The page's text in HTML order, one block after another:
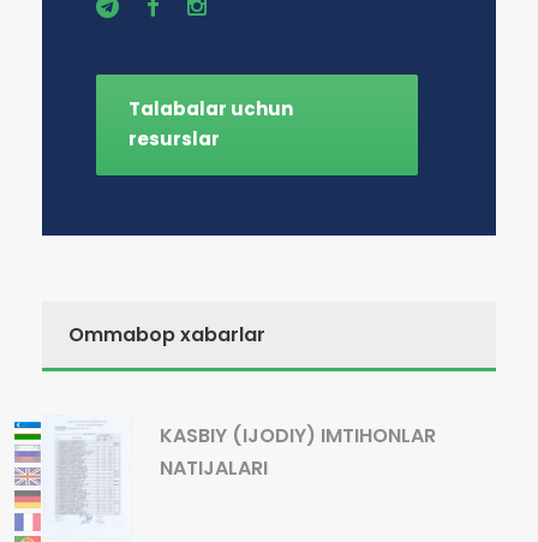
Talabalar uchun
resurslar
Ommabop xabarlar
KASBIY (IJODIY) IMTIHONLAR
NATIJALARI